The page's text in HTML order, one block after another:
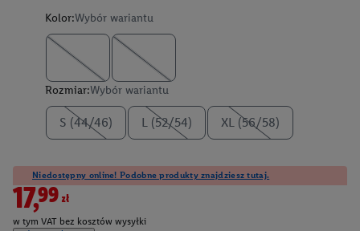
Kolor:Wybór wariantu
Rozmiar:Wybór wariantu
S (44/46) L (52/54) XL (56/58)
Niedostępny online! Podobne produkty znajdziesz tutaj.
17,99zł
w tym VAT bez kosztów wysyłki